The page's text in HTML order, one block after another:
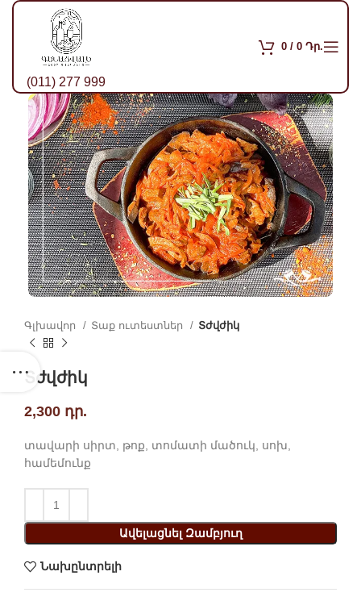
(011) 277 999
0 / 0 Դր.
Գլխավոր Տաք ուտեստներ Տժվժիկ
Տժվժիկ
2,300 դր.
տավարի սիրտ, թոք, տոմատի մածուկ, սոխ,
համեմունք
Ավելացնել Զամբյուղ
Նախընտրելի